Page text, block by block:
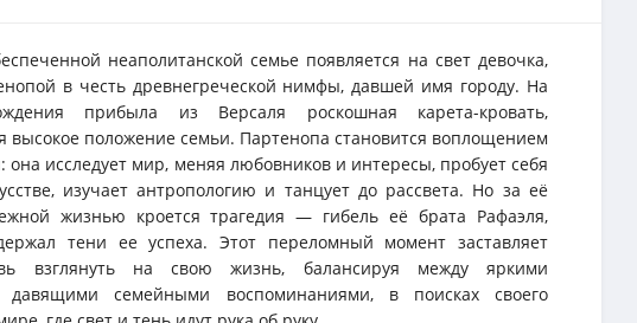
неаполитанской семье появляется на свет девочка,
в честь древнегреческой нимфы, давшей имя городу. На
прибыла из Версаля роскошная карета-кровать,
положение семьи. Партенопа становится воплощением
она исследует мир, меняя любовников и интересы, пробует себя
изучает антропологию и танцует до рассвета. Но за её
жизнью кроется трагедия — гибель её брата Рафаэля,
тени ее успеха. Этот переломный момент заставляет
взглянуть на свою жизнь, балансируя между яркими
семейными воспоминаниями, в поисках своего